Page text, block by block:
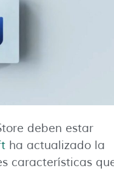
deben estar
ha actualizado la
características